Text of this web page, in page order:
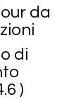
di
)
da